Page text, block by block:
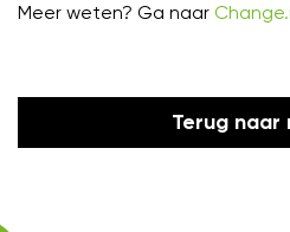
Meer weten? Ga naar
Terug naar